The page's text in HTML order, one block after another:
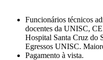
Funcionários técnicos
docentes da UNISC,
Hospital Santa Cruz do
Egressos UNISC.
Pagamento à vista.